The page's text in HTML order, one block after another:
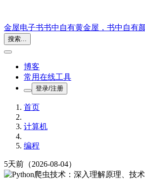
金屋电子书书中自有黄金屋，书中自有
搜索...
博客
常用在线工具
登录/注册
首页
计算机
编程
5天前 （2026-08-04）